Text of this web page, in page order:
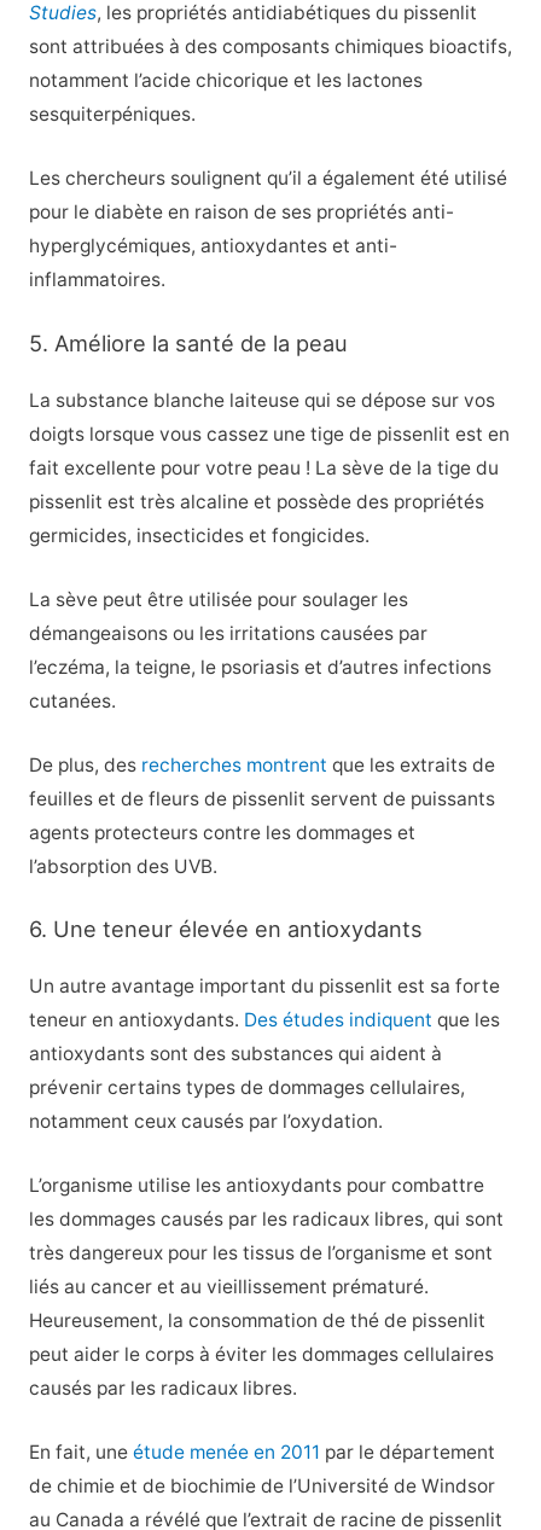
Studies, les propriétés antidiabétiques du pissenlit
sont attribuées à des composants chimiques bioactifs,
notamment l’acide chicorique et les lactones
sesquiterpéniques.
Les chercheurs soulignent qu’il a également été utilisé
pour le diabète en raison de ses propriétés anti-
hyperglycémiques, antioxydantes et anti-
inflammatoires.
5. Améliore la santé de la peau
La substance blanche laiteuse qui se dépose sur vos
doigts lorsque vous cassez une tige de pissenlit est en
fait excellente pour votre peau ! La sève de la tige du
pissenlit est très alcaline et possède des propriétés
germicides, insecticides et fongicides.
La sève peut être utilisée pour soulager les
démangeaisons ou les irritations causées par
l’eczéma, la teigne, le psoriasis et d’autres infections
cutanées.
De plus, des recherches montrent que les extraits de
feuilles et de fleurs de pissenlit servent de puissants
agents protecteurs contre les dommages et
l’absorption des UVB.
6. Une teneur élevée en antioxydants
Un autre avantage important du pissenlit est sa forte
teneur en antioxydants. Des études indiquent que les
antioxydants sont des substances qui aident à
prévenir certains types de dommages cellulaires,
notamment ceux causés par l’oxydation.
L’organisme utilise les antioxydants pour combattre
les dommages causés par les radicaux libres, qui sont
très dangereux pour les tissus de l’organisme et sont
liés au cancer et au vieillissement prématuré.
Heureusement, la consommation de thé de pissenlit
peut aider le corps à éviter les dommages cellulaires
causés par les radicaux libres.
En fait, une étude menée en 2011 par le département
de chimie et de biochimie de l’Université de Windsor
au Canada a révélé que l’extrait de racine de pissenlit